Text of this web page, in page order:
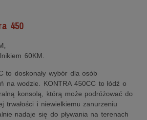
450
60KM.
to doskonały wybór dla osób
na wodzie. KONTRA 450CC to łódź o
konsolą, którą może podróżować do
trwałości i niewielkiemu zanurzeniu
nadaje się do pływania na terenach